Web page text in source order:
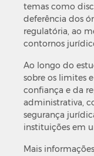
temas como
deferência dos
regulatória, ao
contornos
Ao longo do
sobre os limites
confiança e da
administrativa,
segurança
instituições em
Mais